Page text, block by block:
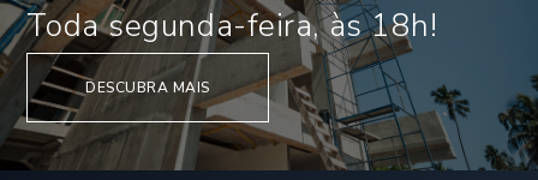
Toda segunda-feira, às 18h!
DESCUBRA MAIS